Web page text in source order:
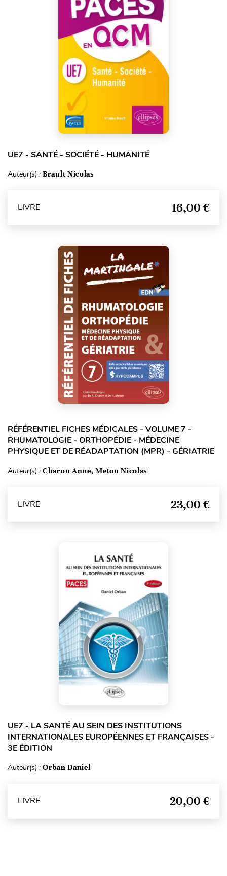
UE7 - SANTÉ - SOCIÉTÉ - HUMANITÉ
Auteur(s) : Brault Nicolas
LIVRE 16,00 €
RÉFÉRENTIEL FICHES MÉDICALES - VOLUME 7 -
RHUMATOLOGIE - ORTHOPÉDIE - MÉDECINE
PHYSIQUE ET DE RÉADAPTATION (MPR) - GÉRIATRIE
Auteur(s) : Charon Anne, Meton Nicolas
LIVRE 23,00 €
UE7 - LA SANTÉ AU SEIN DES INSTITUTIONS
INTERNATIONALES EUROPÉENNES ET FRANÇAISES -
3E ÉDITION
Auteur(s) : Orban Daniel
LIVRE 20,00 €